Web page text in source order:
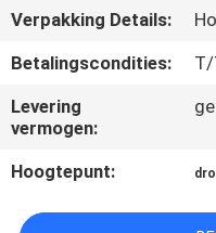
NIEUWS
VRAAG
EEN
Verpakking Details:
Betalingscondities:
T/
Levering
vermogen:
Hoogtepunt: